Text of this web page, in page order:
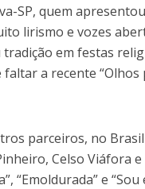
SP, quem
lirismo e vozes
em festas
faltar a recente
parceiros, no
Celso Viáfora
“Emoldurada” e